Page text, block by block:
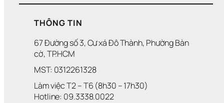
THÔNG TIN
67 Đường số 3, Cư xá Đô Thành, Phường Bàn
cờ, TP.HCM
MST: 0312261328
Làm việc T2 – T6 (8h30 – 17h30)
Hotline: 09.3338.0022